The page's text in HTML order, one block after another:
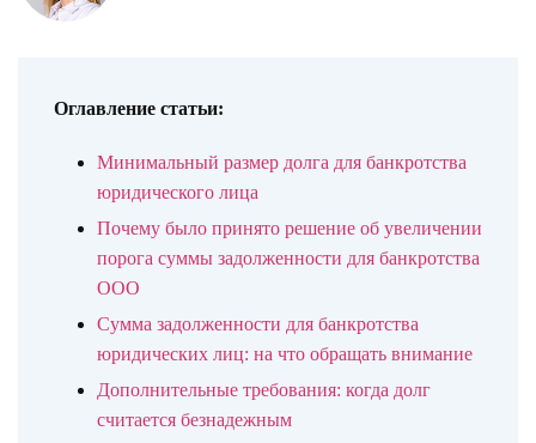
Оглавление статьи:
Минимальный размер долга для банкротства
юридического лица
Почему было принято решение об увеличении
порога суммы задолженности для банкротства
ООО
Сумма задолженности для банкротства
юридических лиц: на что обращать внимание
Дополнительные требования: когда долг
считается безнадежным